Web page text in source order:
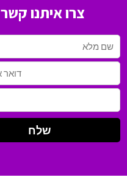
צרו איתנו קשר